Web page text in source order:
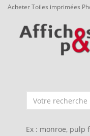
Acheter Toiles imprimées
Ex : monroe, pulp